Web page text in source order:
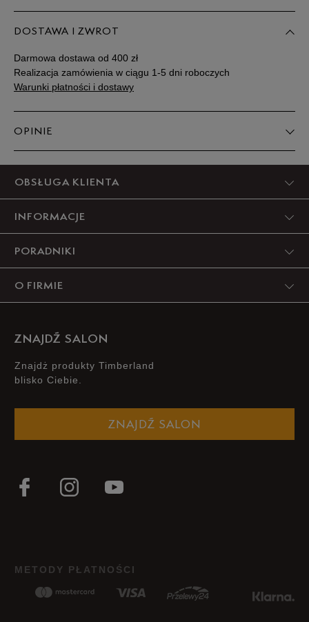
DOSTAWA I ZWROT
Darmowa dostawa od 400 zł
Realizacja zamówienia w ciągu 1-5 dni roboczych
Warunki płatności i dostawy
OPINIE
OBSŁUGA KLIENTA
INFORMACJE
PORADNIKI
O FIRMIE
ZNAJDŹ SALON
Znajdż produkty Timberland
blisko Ciebie.
ZNAJDŹ SALON
METODY PŁATNOŚCI